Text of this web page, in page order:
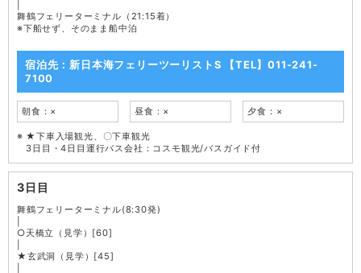
舞鶴フェリーターミナル（21:15着）
※下船せず、そのまま船中泊
宿泊先：新日本海フェリーツーリストS 【TEL】011-241-
7100
朝食：× 昼食：× 夕食：×
★下車入場観光、〇下車観光
3日目・4日目運行バス会社：コスモ観光/バスガイド付
3日目
舞鶴フェリーターミナル(8:30発)
○天橋立（見学）[60]
★玄武洞（見学）[45]